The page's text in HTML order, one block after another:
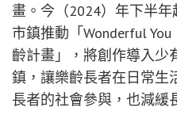
畫。今（2024）年下半
市鎮推動「Wonderful
齡計畫」，將創作導入少
鎮，讓樂齡長者在日常生
長者的社會參與，也減緩